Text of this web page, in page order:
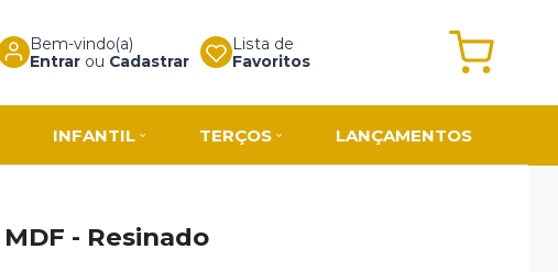
Bem-vindo(a)
Entrarou Cadastrar
Lista de
Favoritos
INFANTIL TERÇOS LANÇAMENTOS
- Resinado